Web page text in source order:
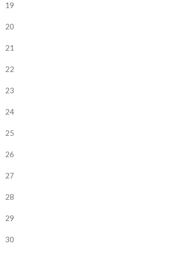
19
20
21
22
23
24
25
26
27
28
29
30